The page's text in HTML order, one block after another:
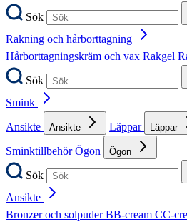
Sök
Rakning och hårborttagning
Hårborttagningskräm och vax Rakgel
Sök
Smink
Ansikte
Ansikte Läppar Läppar
SminktillbehörÖgon Ögon
Sök
Ansikte
Bronzer och solpuderBB-cream CC-